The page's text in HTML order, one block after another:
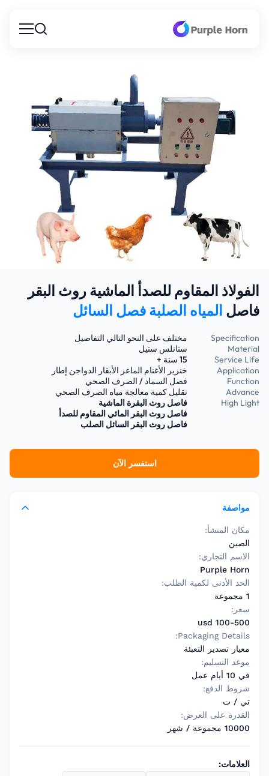
الفولاذ المقاوم للصدأ الماشية روث البقر
فاصل المياه الصلبة فصل السائل
Specification
مختلف على النحو التالي التفاصيل
Material
ستانلس ستيل
Service Life
15 سنة +
Application
خنزير الأغنام الماعز الأبقار الدواجن إطار
Function
فصل السماد / الصرف الصحي
Advance
تقليل كمية معالجة مياه الصرف الصحي
High Light
فاصل روث البقرة الماشية
فاصل روث البقر المائي المقاوم للصدأ
فاصل روث البقر السائل الصلب
استفسر الآن
مواصفة
مكان المنشأ:
الصين
الاسم التجاري:
Purple Horn
الحد الأدنى لكمية الطلب:
1 مجموعة
سعر:
100-500 usd
Packaging Details:
معيار تصدير التعبئة
موعد التسليم:
في 10 أيام عمل
شروط الدفع:
تي / ت
القدرة على العرض:
10000 مجموعة / شهر
العلامات: